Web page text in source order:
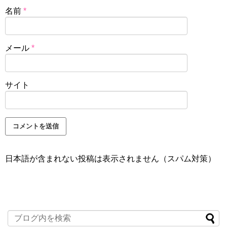
名前 *
メール *
サイト
日本語が含まれない投稿は表示されません（スパム対策）